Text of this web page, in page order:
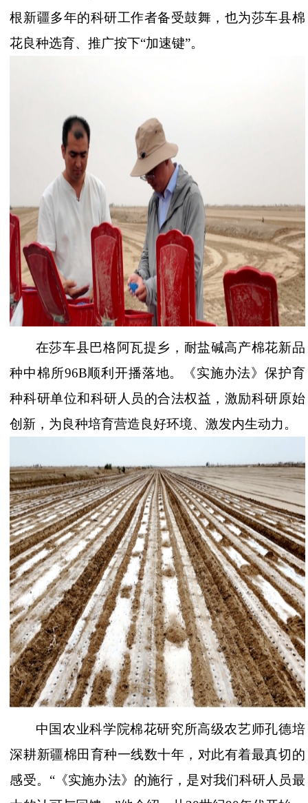
根新疆多年的科研工作者备受鼓舞，也为莎车县棉
花良种选育、推广按下“加速键”。
在莎车县巴格阿瓦提乡，耐盐碱高产棉花新品
种中棉所96B顺利开播落地。《实施办法》保护育
种科研单位和科研人员的合法权益，激励科研原始
创新，为良种培育营造良好环境、激发内生动力。
中国农业科学院棉花研究所高级农艺师孔德培
深耕新疆棉田育种一线数十年，对此有着最真切的
感受。 “《实施办法》的施行，是对我们科研人员最